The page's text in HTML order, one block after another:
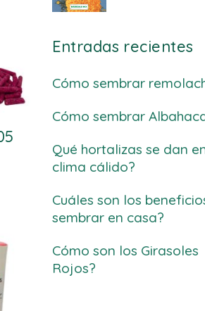
Entradas recientes
Cómo sembrar
Cómo sembrar
Qué hortalizas se dan
clima cálido?
Cuáles son los
sembrar en casa?
Cómo son los Girasoles
Rojos?